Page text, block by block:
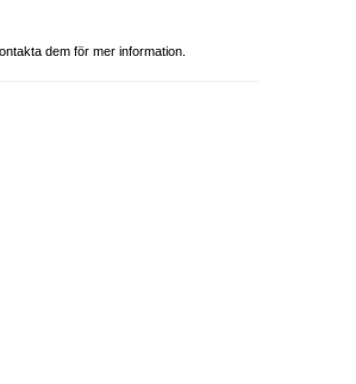
dem för mer information.